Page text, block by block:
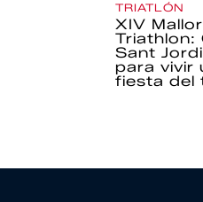
TRIATLÓN
XIV
Triathlon:
Sant
para vivir
fiesta del